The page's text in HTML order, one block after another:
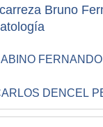
Bruno
DENCEL